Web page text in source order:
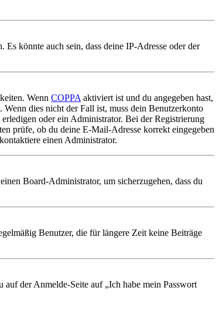
könnte auch sein, dass deine IP-Adresse oder der
Wenn COPPA aktiviert ist und du angegeben hast,
dies nicht der Fall ist, muss dein Benutzerkonto
oder ein Administrator. Bei der Registrierung
prüfe, ob du deine E-Mail-Adresse korrekt eingegeben
einen Administrator.
Board-Administrator, um sicherzugehen, dass du
Benutzer, die für längere Zeit keine Beiträge
der Anmelde-Seite auf „Ich habe mein Passwort